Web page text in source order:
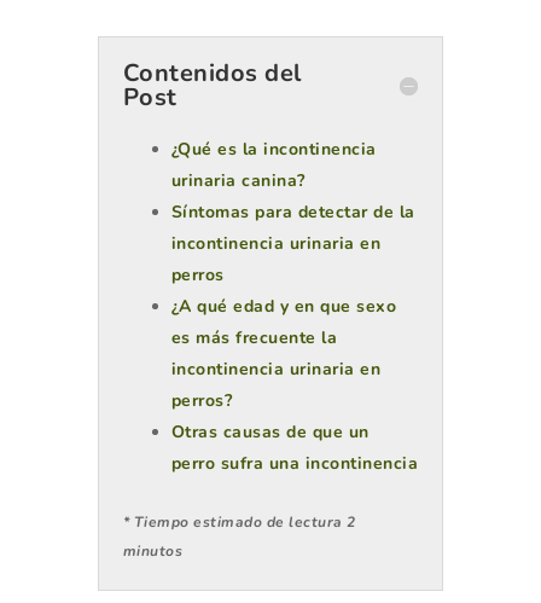
Contenidos del
Post
¿Qué es la incontinencia
urinaria canina?
Síntomas para detectar de la
incontinencia urinaria en
perros
¿A qué edad y en que sexo
es más frecuente la
incontinencia urinaria en
perros?
Otras causas de que un
perro sufra una incontinencia
* Tiempo estimado de lectura 2
minutos